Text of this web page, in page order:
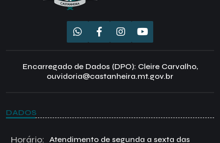
Encarregado de Dados (DPO): Cleire Carvalho,
ouvidoria@castanheira.mt.gov.br
DADOS
Horário:
Atendimento de segunda a sexta das